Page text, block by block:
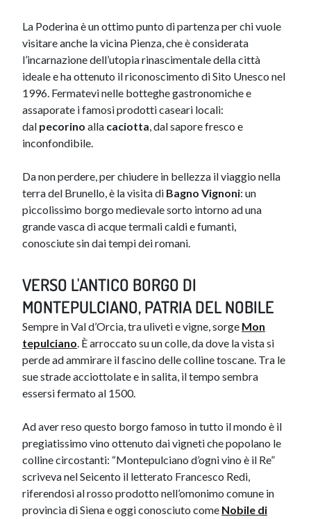
​La Poderina è un ottimo punto di partenza per chi vuole
visitare anche la vicina Pienza, che è considerata
l’incarnazione dell’utopia rinascimentale della città
ideale e ha ottenuto il riconoscimento di Sito Unesco nel
1996. Fermatevi nelle botteghe gastronomiche e
assaporate i famosi prodotti caseari locali:
dal pecorino alla caciotta, dal sapore fresco e
inconfondibile.
Da non perdere, per chiudere in bellezza il viaggio nella
terra del Brunello, è la visita di Bagno Vignoni: un
piccolissimo borgo medievale sorto intorno ad una
grande vasca di acque termali caldi e fumanti,
conosciute sin dai tempi dei romani.
VERSO L'ANTICO BORGO DI
MONTEPULCIANO, PATRIA DEL NOBILE
Sempre in Val d’Orcia, tra uliveti e vigne, sorge Mon​​
tepulciano. È arroccato su un colle, da dove la vista si
perde ad ammirare il fascino delle colline toscane. Tra le
sue strade acciottolate e in salita, il tempo sembra
essersi fermato al 1500.
Ad aver reso questo borgo famoso in tutto il mondo è il
pregiatissimo vino ottenuto dai vigneti che popolano le
colline circostanti: “Montepulciano d’ogni vino è il Re”
scriveva nel Seicento il letterato Francesco Redi,
riferendosi al rosso prodotto nell’omonimo comune in
provincia di Siena e oggi conosciuto come Nobile​​ di